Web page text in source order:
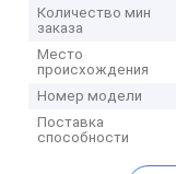
Количество мин
заказа
Место
происхождения
Номер модели
Поставка
способности